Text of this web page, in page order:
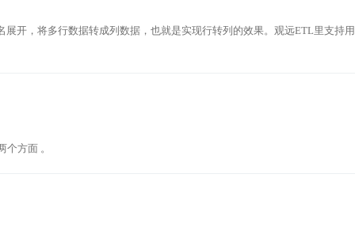
开，将多行数据转成列数据，也就是实现行转列的效果。观远ETL里支持
方面 。